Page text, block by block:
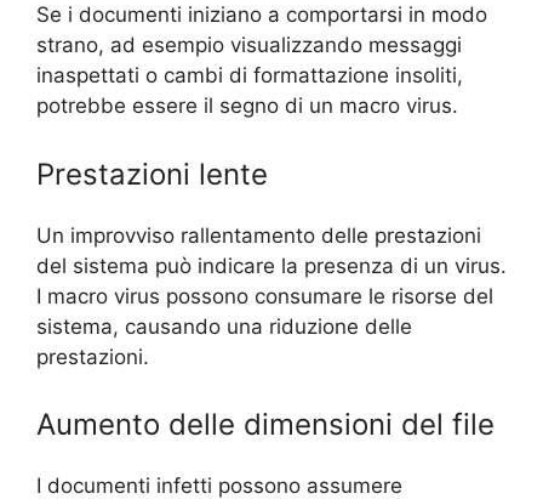
Se i documenti iniziano a comportarsi in modo
strano, ad esempio visualizzando messaggi
inaspettati o cambi di formattazione insoliti,
potrebbe essere il segno di un macro virus.
Prestazioni lente
Un improvviso rallentamento delle prestazioni
del sistema può indicare la presenza di un virus.
I macro virus possono consumare le risorse del
sistema, causando una riduzione delle
prestazioni.
Aumento delle dimensioni del file
I documenti infetti possono assumere